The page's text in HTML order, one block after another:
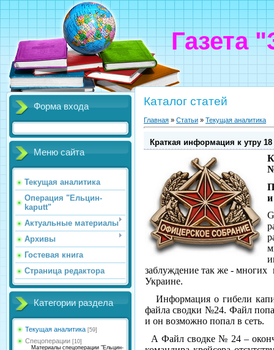
Газета
Форма входа
Меню сайта
Текущая аналитика
Операция "Ельцин-
kaputt"
Актуальные материалы
Архивы
Гостевая книга
Страница редактора
Категории раздела
Текущая аналитика [59]
Спецоперации [10]
Материалы спецоперации "Ельцин-
Каталог статей
Главная » Статьи » Текущая аналитика
Краткая информация к утру
заблуждение так же - многих
Украине.
Информация о гибели
файла сводки №24. Файл
и он возможно попал в сеть.
А Файл сводке № 24 –